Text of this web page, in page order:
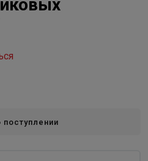
поступлении